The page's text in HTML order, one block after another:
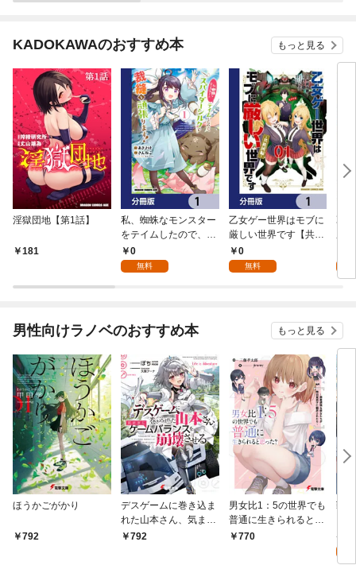
KADOKAWAのおすすめ本 もっと見る
淫獄団地【第1話】
181
私、蜘蛛なモンスター
をテイムしたので、ス
パイダーシルクで裁縫
を頑張ります！【分冊
0
無料
乙女ゲー世界はモブに
厳しい世界です【共和
国編】【分冊版】 1
0
無料
乙
男性向けラノベのおすすめ本 もっと見る
ほうかごがかり
792
デスゲームに巻き込ま
れた山本さん、気まま
にゲームバランスを崩
792
男女比1：5の世界でも
普通に生きられると思
った？ ～激重感情な
770
戦
特